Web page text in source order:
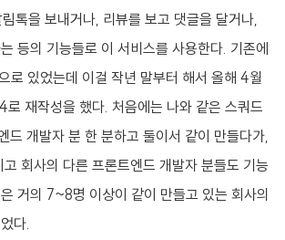
톡을 보내거나, 리뷰를 보고 댓글을 달거나,
등의 기능들로 이 서비스를 사용한다. 기존에
로 있었는데 이걸 작년 말부터 해서 올해 4월
재작성을 했다. 처음에는 나와 같은 스쿼드
드 개발자 분 한 분하고 둘이서 같이 만들다가,
회사의 다른 프론트엔드 개발자 분들도 기능
거의 7~8명 이상이 같이 만들고 있는 회사의
다.